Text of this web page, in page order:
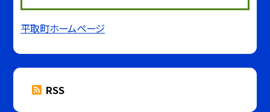
平取町ホームページ
RSS